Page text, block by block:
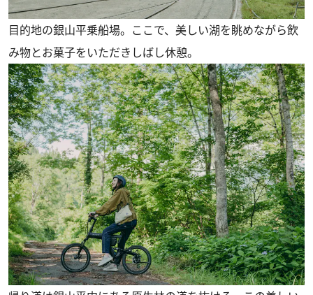
目的地の銀山平乗船場。ここで、美しい湖を眺めながら飲
み物とお菓子をいただきしばし休憩。